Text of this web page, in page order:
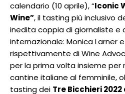
calendario (10 aprile), “Iconic
Wine”, il tasting più inclusivo
inedita coppia di giornaliste e
internazionale: Monica Larner
rispettivamente di Wine
per la prima volta insieme per
cantine italiane al femminile,
tasting dei Tre Bicchieri